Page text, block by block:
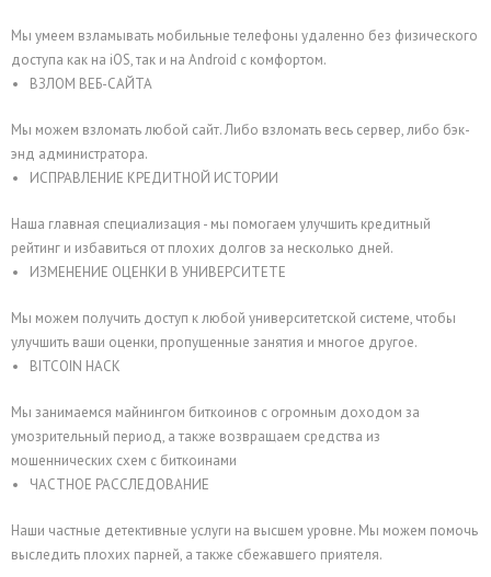
Мы умеем взламывать мобильные телефоны удаленно без физического
доступа как на iOS, так и на Android с комфортом.
ВЗЛОМ ВЕБ-САЙТА
Мы можем взломать любой сайт. Либо взломать весь сервер, либо бэк-
энд администратора.
ИСПРАВЛЕНИЕ КРЕДИТНОЙ ИСТОРИИ
Наша главная специализация - мы помогаем улучшить кредитный
рейтинг и избавиться от плохих долгов за несколько дней.
ИЗМЕНЕНИЕ ОЦЕНКИ В УНИВЕРСИТЕТЕ
Мы можем получить доступ к любой университетской системе, чтобы
улучшить ваши оценки, пропущенные занятия и многое другое.
BITCOIN HACK
Мы занимаемся майнингом биткоинов с огромным доходом за
умозрительный период, а также возвращаем средства из
мошеннических схем с биткоинами
ЧАСТНОЕ РАССЛЕДОВАНИЕ
Наши частные детективные услуги на высшем уровне. Мы можем помочь
выследить плохих парней, а также сбежавшего приятеля.